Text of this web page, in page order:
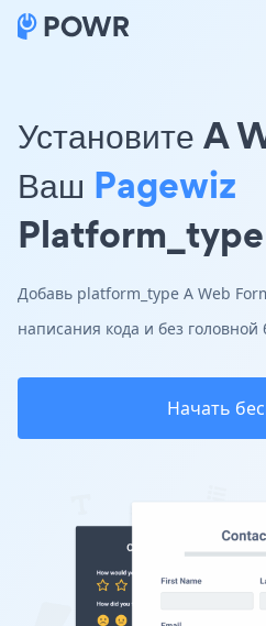
Установите A
Ваш Pagewiz
Platform_type
Добавь platform_type A Web
написания кода и без головной
Начать